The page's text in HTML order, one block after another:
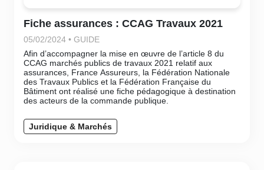
Fiche assurances : CCAG Travaux 2021
05/02/2024 • GUIDE
Afin d’accompagner la mise en œuvre de l’article 8 du
CCAG marchés publics de travaux 2021 relatif aux
assurances, France Assureurs, la Fédération Nationale
des Travaux Publics et la Fédération Française du
Bâtiment ont réalisé une fiche pédagogique à destination
des acteurs de la commande publique.
Juridique & Marchés